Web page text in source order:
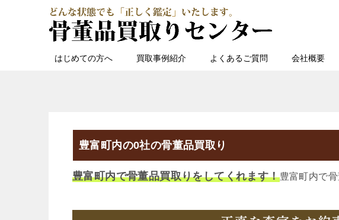
はじめての方へ 買取事例紹介 よくあるご質問 会社概要
豊富町内の0社の骨董品買取り
豊富町内で骨董品買取りをしてくれます！豊富町内で